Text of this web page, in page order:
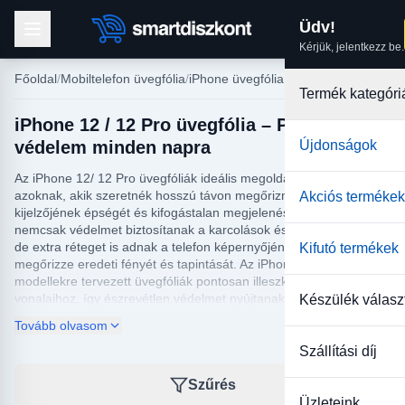
Üdv!
Kérjük, jelentkezz be.
Termék
Újdonságok
Akciós termékek
Kifutó termékek
Készülék
Szállítási díj
Főoldal Mobiltelefon üvegfólia iPhone üvegfólia
iPhone 12 / 12 Pro üvegfólia – Prémium
védelem minden napra
Az iPhone 12/ 12 Pro üvegfóliák ideális megoldást nyújtanak
azoknak, akik szeretnék hosszú távon megőrizni telefonjuk
kijelzőjének épségét és kifogástalan megjelenését. Az üvegfóliák
nemcsak védelmet biztosítanak a karcolások és ütődések ellen,
de extra réteget is adnak a telefon képernyőjének, hogy az
megőrizze eredeti fényét és tapintását. Az iPhone 12 és 12 Pro
modellekre tervezett üvegfóliák pontosan illeszkednek a készülék
vonalaihoz, így észrevétlen védelmet nyújtanak mindennapi
Webáruházunkban széles választékban találhatók iPhone 12/ 12
fokú kivitelekben érhetők el, hogy mindenki megtalálja a számára
legmegfelelőbb megoldást. Az üvegfóliák egyszerűen és
Tovább olvasom
Szűrés